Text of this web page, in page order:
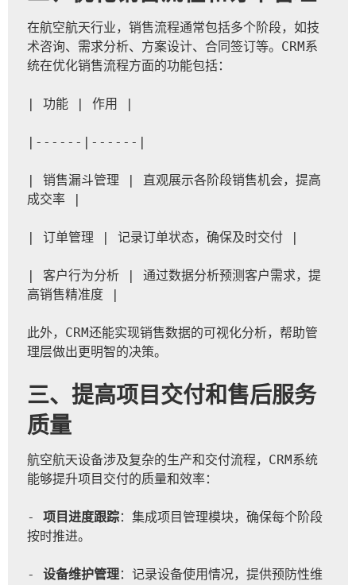
在航空航天行业，销售流程通常包括多个阶段，如技
术咨询、需求分析、方案设计、合同签订等。CRM系
统在优化销售流程方面的功能包括：
| 功能 | 作用 |
|------|------|
| 销售漏斗管理 | 直观展示各阶段销售机会，提高
成交率 |
| 订单管理 | 记录订单状态，确保及时交付 |
| 客户行为分析 | 通过数据分析预测客户需求，提
高销售精准度 |
此外，CRM还能实现销售数据的可视化分析，帮助管
理层做出更明智的决策。
三、提高项目交付和售后服务
质量
航空航天设备涉及复杂的生产和交付流程，CRM系统
能够提升项目交付的质量和效率：
- 项目进度跟踪：集成项目管理模块，确保每个阶段
按时推进。
- 设备维护管理：记录设备使用情况，提供预防性维